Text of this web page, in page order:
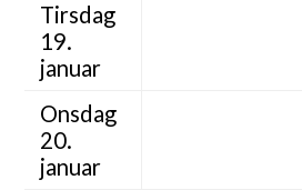
Tirsdag
19.
januar
Onsdag
20.
januar